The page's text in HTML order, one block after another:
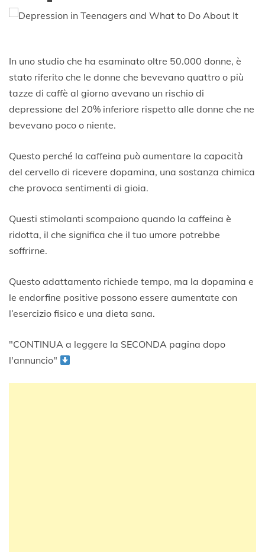
In uno studio che ha esaminato oltre 50.000 donne, è
stato riferito che le donne che bevevano quattro o più
tazze di caffè al giorno avevano un rischio di
depressione del 20% inferiore rispetto alle donne che ne
bevevano poco o niente.
Questo perché la caffeina può aumentare la capacità
del cervello di ricevere dopamina, una sostanza chimica
che provoca sentimenti di gioia.
Questi stimolanti scompaiono quando la caffeina è
ridotta, il che significa che il tuo umore potrebbe
soffrirne.
Questo adattamento richiede tempo, ma la dopamina e
le endorfine positive possono essere aumentate con
l’esercizio fisico e una dieta sana.
"CONTINUA a leggere la SECONDA pagina dopo
l'annuncio"